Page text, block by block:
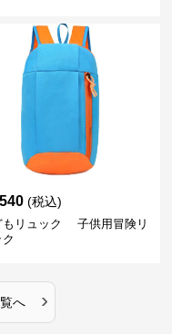
(税込)
もリュック 子供用冒険リ
へ ›